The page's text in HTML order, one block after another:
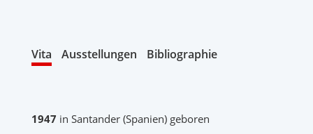
Vita Ausstellungen Bibliographie
1947 in Santander (Spanien) geboren